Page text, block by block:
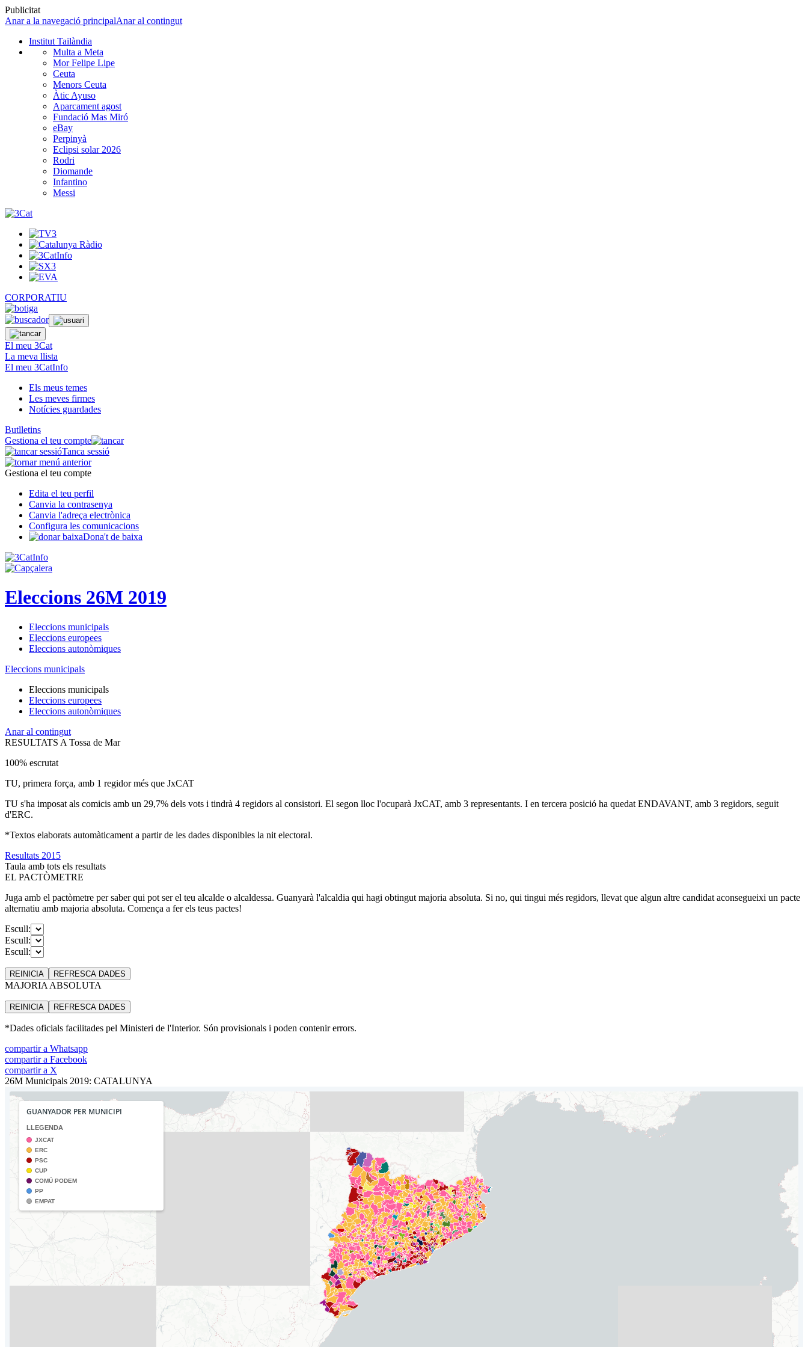
Publicitat
Anar a la navegació principalAnar al contingut
Institut Tailàndia
Multa a Meta
Mor Felipe Lipe
Ceuta
Menors Ceuta
Àtic Ayuso
Aparcament agost
Fundació Mas Miró
eBay
Perpinyà
Eclipsi solar 2026
Rodri
Diomande
Infantino
Messi
CORPORATIU
El meu 3Cat
La meva llista
El meu 3CatInfo
Els meus temes
Les meves firmes
Notícies guardades
Butlletins
Gestiona el teu compte
Tanca sessió
Gestiona el teu compte
Edita el teu perfil
Canvia la contrasenya
Canvia l'adreça electrònica
Configura les comunicacions
Dona't de baixa
Eleccions 26M 2019
Eleccions municipals
Eleccions europees
Eleccions autonòmiques
Eleccions municipals
Eleccions municipals
Eleccions europees
Eleccions autonòmiques
Anar al contingut
RESULTATS A Tossa de Mar
100% escrutat
TU, primera força, amb 1 regidor més que JxCAT
TU s'ha imposat als comicis amb un 29,7% dels vots i tindrà 4 regidors al consistori. El segon lloc l'ocuparà JxCAT, amb 3 representants. I en tercera posició ha quedat ENDAVANT, amb 3 regidors, seguit
d'ERC.
*Textos elaborats automàticament a partir de les dades disponibles la nit electoral.
Resultats 2015
Taula amb tots els resultats
EL PACTÒMETRE
Juga amb el pactòmetre per saber qui pot ser el teu alcalde o alcaldessa. Guanyarà l'alcaldia qui hagi obtingut majoria absoluta. Si no, qui tingui més regidors, llevat que algun altre candidat aconsegueixi un pacte
alternatiu amb majoria absoluta. Comença a fer els teus pactes!
Escull:
Escull:
Escull:
REINICIA REFRESCA DADES
MAJORIA ABSOLUTA
REINICIA REFRESCA DADES
*Dades oficials facilitades pel Ministeri de l'Interior. Són provisionals i poden contenir errors.
compartir a Whatsapp
compartir a Facebook
compartir a X
26M Municipals 2019: CATALUNYA